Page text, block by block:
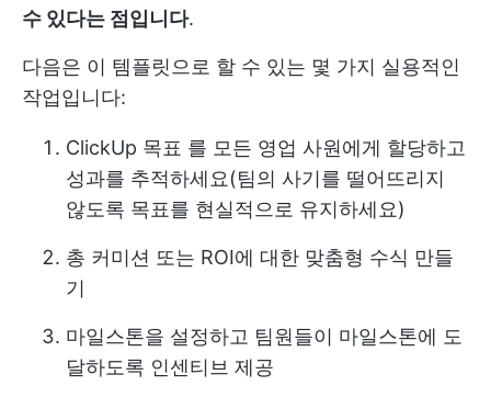
수 있다는 점입니다.
다음은 이 템플릿으로 할 수 있는 몇 가지 실용적인
작업입니다:
ClickUp 목표 를 모든 영업 사원에게 할당하고
성과를 추적하세요(팀의 사기를 떨어뜨리지
않도록 목표를 현실적으로 유지하세요)
총 커미션 또는 ROI에 대한 맞춤형 수식 만들
기
마일스톤을 설정하고 팀원들이 마일스톤에 도
달하도록 인센티브 제공